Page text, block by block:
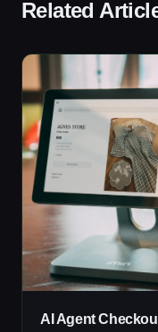
Related
AI Agent